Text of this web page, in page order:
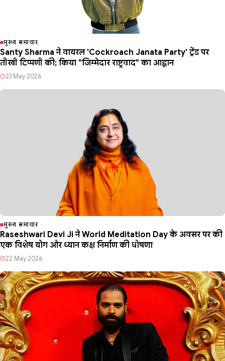
मुख्य समाचार
Santy Sharma ने वायरल 'Cockroach Janata Party' ट्रेंड पर
तीखी टिप्पणी की; किया "जिम्मेदार राष्ट्रवाद" का आह्वान
23 May 2026
मुख्य समाचार
Raseshwari Devi Ji ने World Meditation Day के अवसर पर की
एक विशेष योग और ध्यान कक्ष निर्माण की घोषणा
22 May 2026